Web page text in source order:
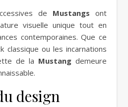
de Mustangs ont
visuelle unique tout en
contemporaines. Que ce
classique ou les incarnations
de la Mustang demeure
design